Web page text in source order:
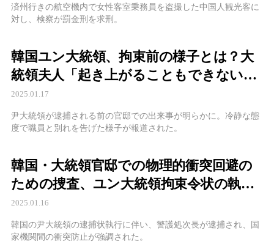
済州行きの航空機内で女性客室乗務員を盗撮した中国人観光客に
対し、検察が罰金刑を求刑。
韓国ユン大統領、拘束前の様子とは？大
統領夫人「起き上がることもできない状
態」
2025.01.17
尹大統領が逮捕される前の官邸での出来事が明らかに。冷静な態
度で職員と別れを告げた様子が報道された。
韓国・大統領官邸での物理的衝突回避の
ための捜査、ユン大統領拘束令状の執行
に関わるキム・ソンフン警護処次長逮捕
2025.01.16
韓国の尹大統領の逮捕状執行に伴い、警護処次長が逮捕され、国
家機関間の衝突防止が強調された。